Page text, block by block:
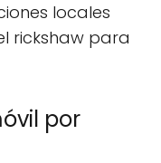
locales
rickshaw para
por